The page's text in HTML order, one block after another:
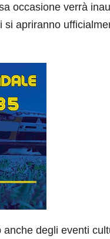
occasione verrà
si apriranno
degli eventi